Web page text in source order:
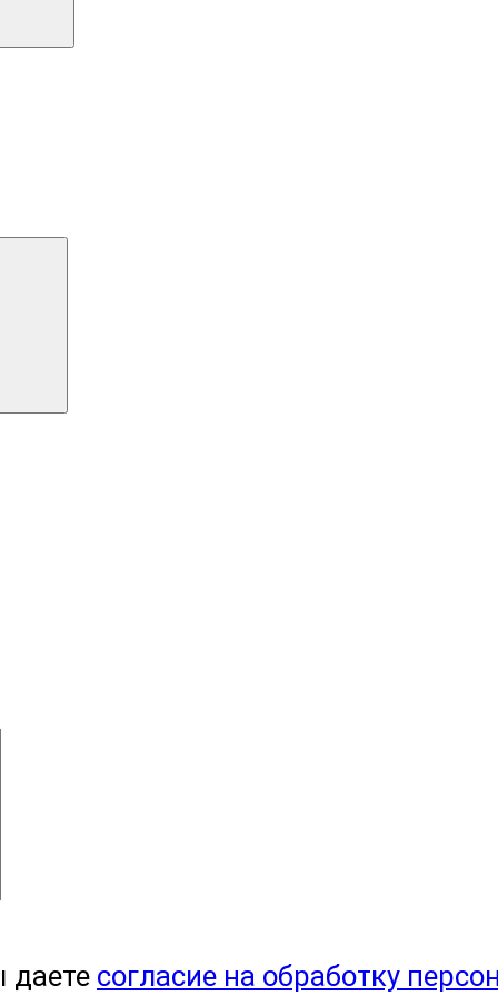
даете согласие на обработку